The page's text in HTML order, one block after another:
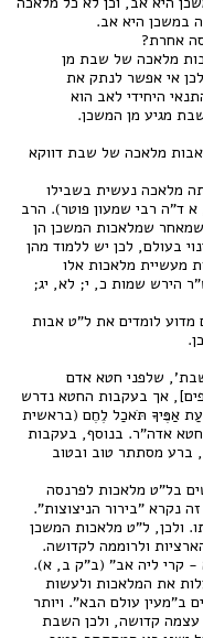
במשכן היא אב.
אחרת?
מלאכה של שבת מן
אי אפשר לנתק את
היחידי לאב הוא
מגיע מן המשכן.
מלאכה של שבת דווקא
מלאכה נעשית בשבילו
ד"ה רבי שמעון פוטר). הרב
שמלאכות המשכן הן
בעולם, לכן יש ללמוד מהן
מעשיית מלאכות אלו
הירש שמות כ, י; לא, יג;
מדוע לומדים את ל"ט אבות
שבת', שלפני חטא אדם
אך בעקבות החטא נדרש
אַפֶּיךָ תֹּאכַל לֶחֶם (בראשית
אדה"ר. בנוסף, בעקבות
ברע מסתתר טוב ובטוב
בל"ט מלאכות לפרנסה
נקרא "בירור הניצוצות".
ולכן, ל"ט מלאכות המשכן
ולרוממה לקדושה.
- קרי ליה אב" (ב"ק ב, א).
את המלאכות ולעשות
ב"מעין עולם הבא". ויותר
קדושה, ולכן השבת